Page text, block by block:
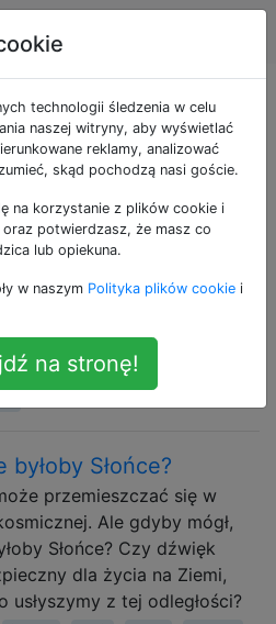
gwiazdy na Ziemi, w
w naszym słońcu?
że „słońce ma więcej
w oceanach”. Czy to
byłoby Słońce?
przemieszczać się w
Ale gdyby mógł,
Słońce? Czy dźwięk
dla życia na Ziemi,
usłyszymy z tej odległości?
technologii śledzenia w celu
naszej witryny, aby wyświetlać
reklamy, analizować
skąd pochodzą nasi goście.
na korzystanie z plików cookie i
potwierdzasz, że masz co
lub opiekuna.
w naszym Polityka plików cookie i
na stronę!